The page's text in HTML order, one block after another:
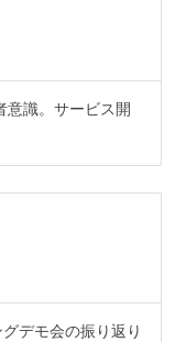
意識。サービス開
デモ会の振り返り